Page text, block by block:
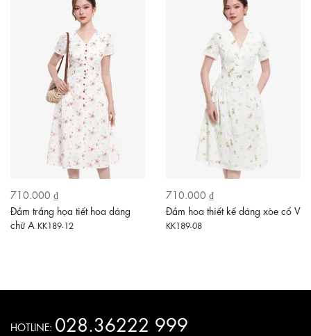
710.000 ₫
Đầm trắng họa tiết hoa dáng
chữ A KK189-12
710.000 ₫
Đầm hoa thiết kế dáng xòe cổ V
KK189-08
HOTLINE: 028.36222 999